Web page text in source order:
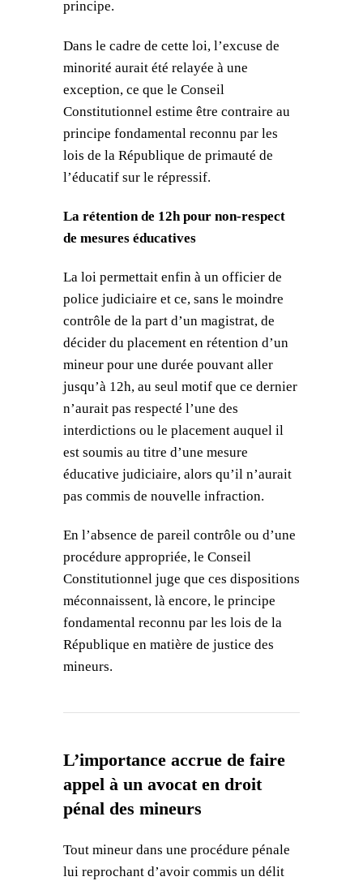
principe.
Dans le cadre de cette loi, l’excuse de
minorité aurait été relayée à une
exception, ce que le Conseil
Constitutionnel estime être contraire au
principe fondamental reconnu par les
lois de la République de primauté de
l’éducatif sur le répressif.
La rétention de 12h pour non-respect
de mesures éducatives
La loi permettait enfin à un officier de
police judiciaire et ce, sans le moindre
contrôle de la part d’un magistrat, de
décider du placement en rétention d’un
mineur pour une durée pouvant aller
jusqu’à 12h, au seul motif que ce dernier
n’aurait pas respecté l’une des
interdictions ou le placement auquel il
est soumis au titre d’une mesure
éducative judiciaire, alors qu’il n’aurait
pas commis de nouvelle infraction.
En l’absence de pareil contrôle ou d’une
procédure appropriée, le Conseil
Constitutionnel juge que ces dispositions
méconnaissent, là encore, le principe
fondamental reconnu par les lois de la
République en matière de justice des
mineurs.
L’importance accrue de faire
appel à un avocat en droit
pénal des mineurs
Tout mineur dans une procédure pénale
lui reprochant d’avoir commis un délit